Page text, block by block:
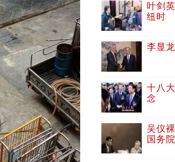
叶剑
纽时
李显
十八
念
吴仪
国务院